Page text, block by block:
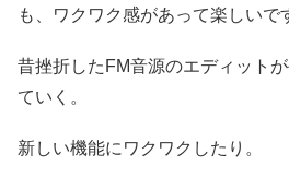
も、ワクワク感があって楽しいで
昔挫折したFM音源のエディット
ていく。
新しい機能にワクワクしたり。